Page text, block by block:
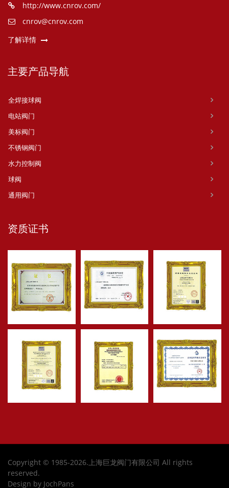
http://www.cnrov.com/
cnrov@cnrov.com
了解详情
主要产品导航
全焊接球阀
电站阀门
美标阀门
不锈钢阀门
水力控制阀
球阀
通用阀门
资质证书
Copyright © 1985-2026.上海巨龙阀门有限公司 All rights
reserved.
Design by JochPans